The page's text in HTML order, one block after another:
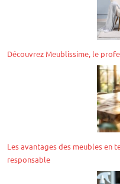
Découvrez Meublissime, le
Les avantages des meubles en
responsable